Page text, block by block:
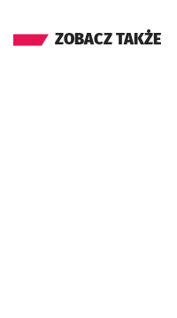
ZOBACZ TAKŻE